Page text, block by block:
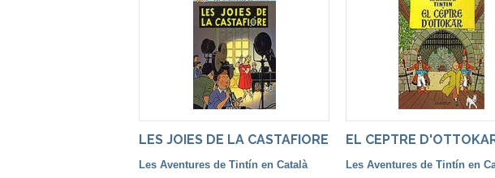
LES JOIES DE LA CASTAFIORE
Les Aventures de Tintín en Català
EL CEPTRE
Les Aventures de Tintín en